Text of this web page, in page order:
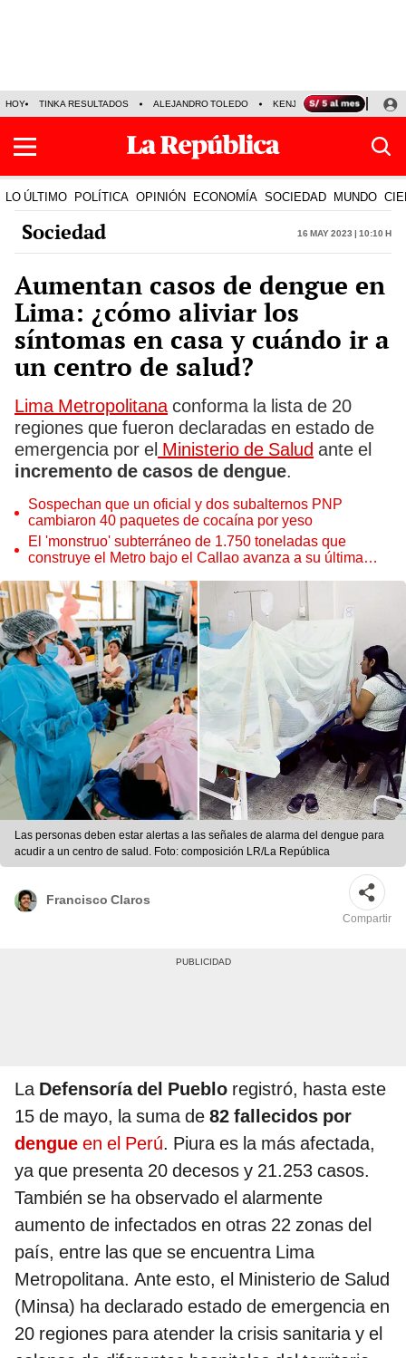
HOY TINKA RESULTADOS ALEJANDRO TOLEDO KENJI FUJIMORI
LO ÚLTIMO POLÍTICA OPINIÓN ECONOMÍA SOCIEDAD MUNDO
Sociedad 16 May 2023 | 10:10 h
Aumentan casos de dengue en
Lima: ¿cómo aliviar los
síntomas en casa y cuándo ir a
un centro de salud?
Lima Metropolitanaconforma la lista de 20
regiones que fueron declaradas en estado de
emergencia por el Ministerio de Salud ante el
incremento de casos de dengue.
Sospechan que un oficial y dos subalternos PNP
cambiaron 40 paquetes de cocaína por yeso
El 'monstruo' subterráneo de 1.750 toneladas que
construye el Metro bajo el Callao avanza a su última
Las personas deben estar alertas a las señales de alarma del dengue para
acudir a un centro de salud. Foto: composición LR/La República
Francisco Claros
Compartir
La Defensoría del Pueblo registró, hasta este
15 de mayo, la suma de 82 fallecidos por
dengue en el Perú. Piura es la más afectada,
ya que presenta 20 decesos y 21.253 casos.
También se ha observado el alarmente
aumento de infectados en otras 22 zonas del
país, entre las que se encuentra Lima
Metropolitana. Ante esto, el Ministerio de Salud
(Minsa) ha declarado estado de emergencia en
20 regiones para atender la crisis sanitaria y el